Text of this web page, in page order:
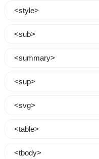
<style>
<sub>
<summary>
<sup>
<svg>
<table>
<tbody>